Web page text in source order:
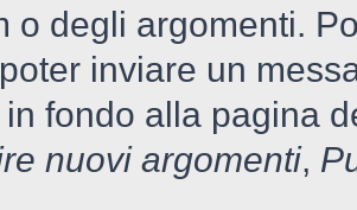
o degli argomenti.
inviare un
fondo alla pagina
nuovi argomenti,